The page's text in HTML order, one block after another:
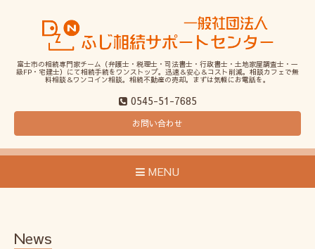
富士市の相続専門家チーム（弁護士・税理士・司法書士・行政書士・土地家屋調査士・一
級FP・宅建士）にて相続手続をワンストップ。迅速＆安心＆コスト削減。相談カフェで無
料相談＆ワンコイン相談。相続不動産の売却。まずは気軽にお電話を。
0545-51-7685
お問い合わせ
MENU
News